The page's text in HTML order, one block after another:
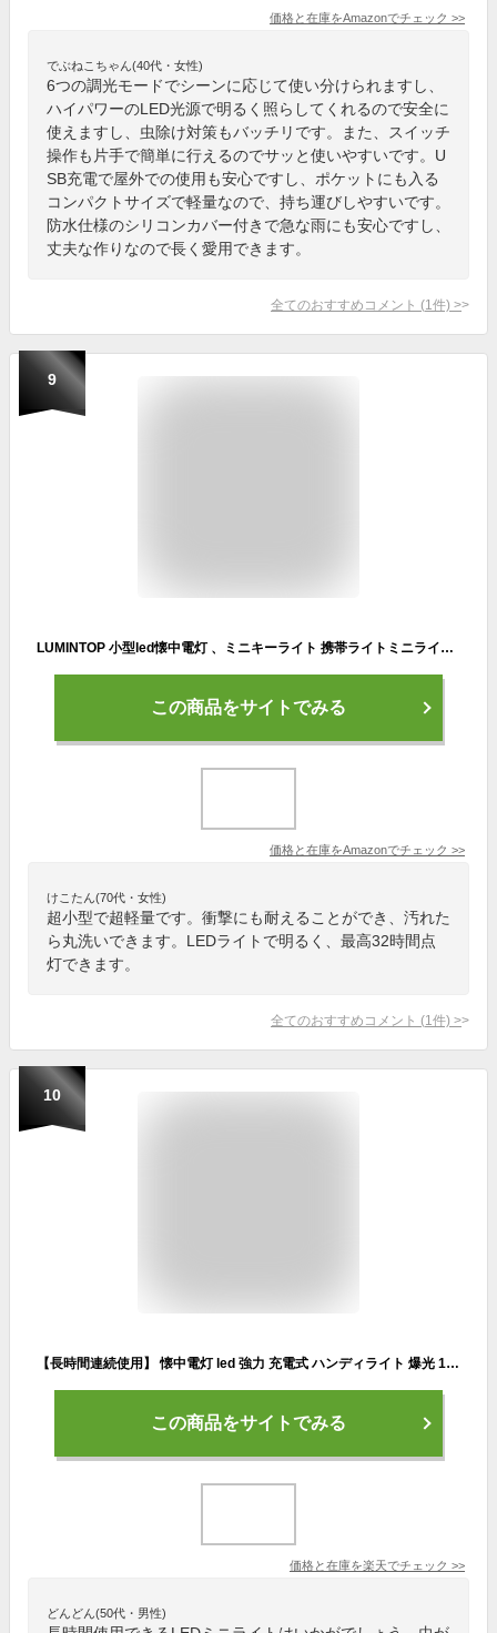
価格と在庫をAmazonでチェック >>
でぶねこちゃん(40代・女性)
6つの調光モードでシーンに応じて使い分けられますし、
ハイパワーのLED光源で明るく照らしてくれるので安全に
使えますし、虫除け対策もバッチリです。また、スイッチ
操作も片手で簡単に行えるのでサッと使いやすいです。U
SB充電で屋外での使用も安心ですし、ポケットにも入る
コンパクトサイズで軽量なので、持ち運びしやすいです。
防水仕様のシリコンカバー付きで急な雨にも安心ですし、
丈夫な作りなので長く愛用できます。
全てのおすすめコメント (1 件) >
9
LUMINTOP 小型led懐中電灯 、ミニキーライト 携帯ライトミニライト 最大120ルーメン 実用点灯32時間 キーホルダー ライト 3モード 懐中電灯 led IPX8防水 1.5M耐衝撃 単4電池対応 【EDC01blue】
この商品をサイトでみる
価格と在庫をAmazonでチェック >>
けこたん(70代・女性)
超小型で超軽量です。衝撃にも耐えることができ、汚れた
ら丸洗いできます。LEDライトで明るく、最高32時間点
灯できます。
全てのおすすめコメント (1 件) >
10
【長時間連続使用】 懐中電灯 led 強力 充電式 ハンディライト 爆光 1000LM 小型 高輝度 ledライト ミニライト ズーム式 ハンディ 軽量 軍用 小型 防水 明るい 防災 登山 夜釣り用 キャンプ アウトドア 地震 停電 対策
この商品をサイトでみる
価格と在庫を楽天でチェック >>
どんどん(50代・男性)